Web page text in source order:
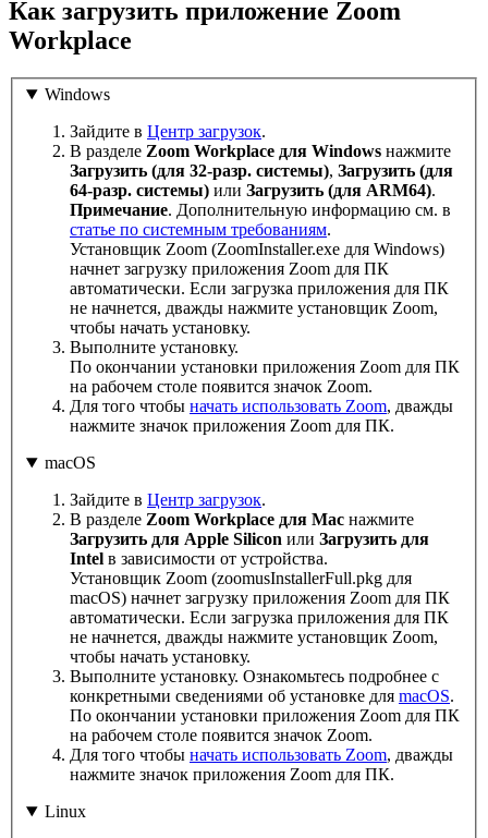
Как загрузить приложение Zoom
Workplace
Windows
Зайдите в Центр загрузок.
В разделе Zoom Workplace для Windows нажмите
Загрузить (для 32-разр. системы), Загрузить (для
64-разр. системы) или Загрузить (для ARM64).
Примечание. Дополнительную информацию см. в
статье по системным требованиям.
Установщик Zoom (ZoomInstaller.exe для Windows)
начнет загрузку приложения Zoom для ПК
автоматически. Если загрузка приложения для ПК
не начнется, дважды нажмите установщик Zoom,
чтобы начать установку.
Выполните установку.
По окончании установки приложения Zoom для ПК
на рабочем столе появится значок Zoom.
Для того чтобы начать использовать Zoom, дважды
нажмите значок приложения Zoom для ПК.
macOS
Зайдите в Центр загрузок.
В разделе Zoom Workplace для Mac нажмите
Загрузить для Apple Silicon или Загрузить для
Intel в зависимости от устройства.
Установщик Zoom (zoomusInstallerFull.pkg для
macOS) начнет загрузку приложения Zoom для ПК
автоматически. Если загрузка приложения для ПК
не начнется, дважды нажмите установщик Zoom,
чтобы начать установку.
Выполните установку. Ознакомьтесь подробнее с
конкретными сведениями об установке для macOS.
По окончании установки приложения Zoom для ПК
на рабочем столе появится значок Zoom.
Для того чтобы начать использовать Zoom, дважды
нажмите значок приложения Zoom для ПК.
Linux